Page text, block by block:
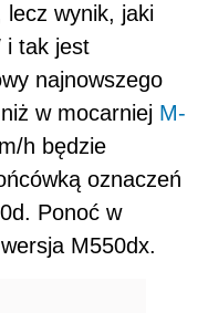
lecz wynik, jaki
i tak jest
najnowszego
w mocarniej M-
h będzie
oznaczeń
Ponoć w
M550dx.